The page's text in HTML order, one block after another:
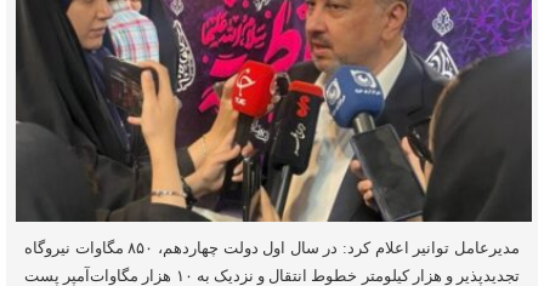
مدیرعامل توانیر اعلام کرد: در سال اول دولت چهاردهم، ۸۵۰ مگاوات نیروگاه
تجدیدپذیر و هزار کیلومتر خطوط انتقال و نزدیک به ۱۰ هزار مگاوات‌آمپر پست